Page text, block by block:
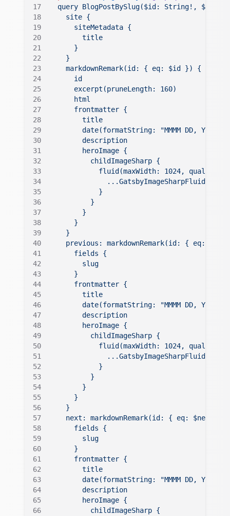
query BlogPostBySlug($id: String!,
    site {
      siteMetadata {
        title
      }
    }
    markdownRemark(id: { eq: $id }) {
      id
      excerpt(pruneLength: 160)
      html
      frontmatter {
        title
        date(formatString: "MMMM DD, YYYY")
        description
        heroImage {
          childImageSharp {
fluid(maxWidth: 1024, quality:
              ...GatsbyImageSharpFluid
            }
          }
        }
      }
    }
previous: markdownRemark(id: { eq:
      fields {
        slug
      }
      frontmatter {
        title
        date(formatString: "MMMM DD, YYYY")
        description
        heroImage {
          childImageSharp {
fluid(maxWidth: 1024, quality:
              ...GatsbyImageSharpFluid
            }
          }
        }
      }
    }
next: markdownRemark(id: { eq:
      fields {
        slug
      }
      frontmatter {
        title
        date(formatString: "MMMM DD, YYYY")
        description
        heroImage {
          childImageSharp {